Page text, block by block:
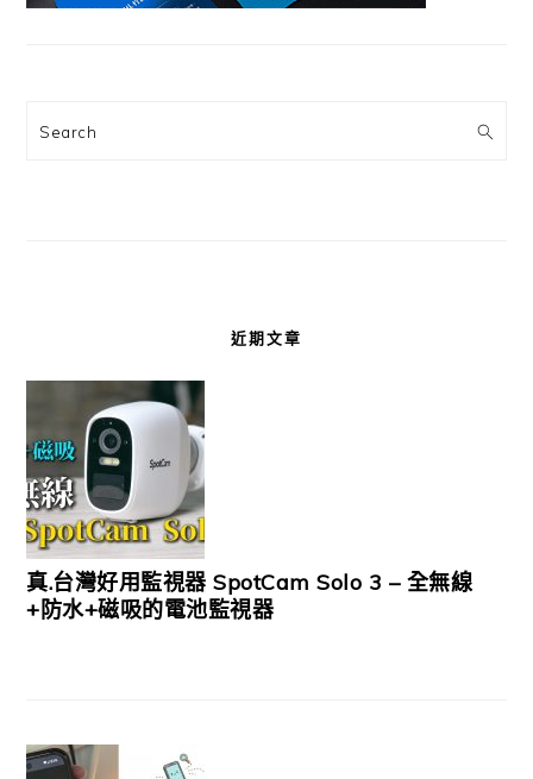
Search
近期文章
真.台灣好用監視器 SpotCam Solo 3 – 全無線
+防水+磁吸的電池監視器